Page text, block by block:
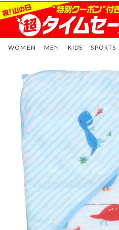
WOMEN MEN KIDS SPORTS